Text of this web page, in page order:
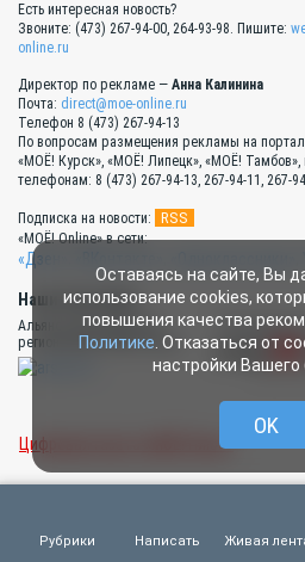
Есть интересная новость?
Звоните: (473) 267-94-00, 264-93-98. Пишите:
online.ru
Директор по рекламе — Анна Калинина
Почта: direct@moe-online.ru
Телефон 8 (473) 267-94-13
По вопросам размещения рекламы на
«МОЁ! Курск», «МОЁ! Липецк», «МОЁ! Тамбов»,
телефонам: 8 (473) 267-94-13, 267-94-11, 267-
Подписка на новости: RSS
«МОЁ! Online» в сети:
«Дзен»
Наши партнёры:
Альянс руководителей
региональных СМИ России
Типография
Цифровая газета «МОЁ! Плюс»
Рубрики Написать Живая
Оставаясь на сайте, Вы
использование cookies,
повышения качества
Политике . Отказаться от
настройки Вашего
OK